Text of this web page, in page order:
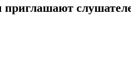
приглашают